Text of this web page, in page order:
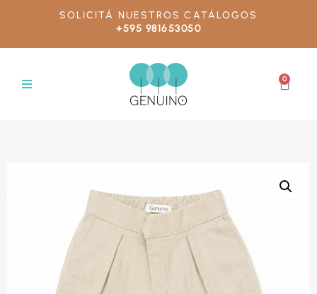
SOLICITÁ NUESTROS CATÁLOGOS
+595 981653050
0